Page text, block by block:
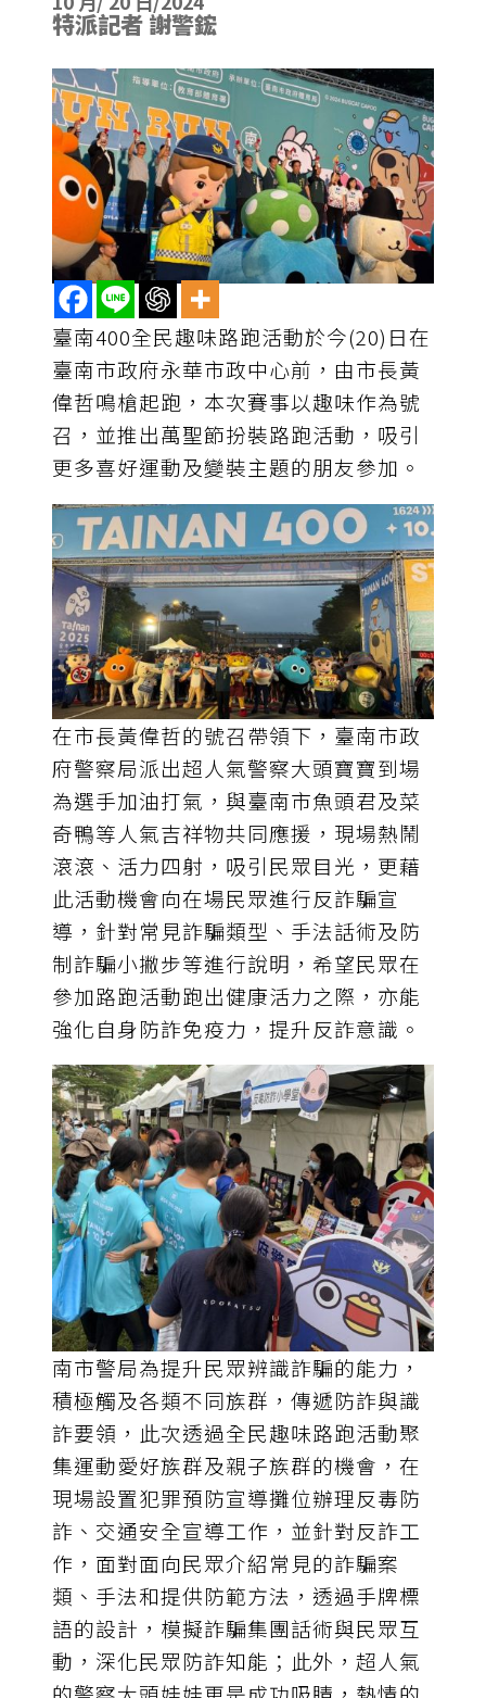
特派記者 謝警鋐
臺南400全民趣味路跑活動於今(20)日在
臺南市政府永華市政中心前，由市長黃
偉哲鳴槍起跑，本次賽事以趣味作為號
召，並推出萬聖節扮裝路跑活動，吸引
更多喜好運動及變裝主題的朋友參加。
在市長黃偉哲的號召帶領下，臺南市政
府警察局派出超人氣警察大頭寶寶到場
為選手加油打氣，與臺南市魚頭君及菜
奇鴨等人氣吉祥物共同應援，現場熱鬧
滾滾、活力四射，吸引民眾目光，更藉
此活動機會向在場民眾進行反詐騙宣
導，針對常見詐騙類型、手法話術及防
制詐騙小撇步等進行說明，希望民眾在
參加路跑活動跑出健康活力之際，亦能
強化自身防詐免疫力，提升反詐意識。
南市警局為提升民眾辨識詐騙的能力，
積極觸及各類不同族群，傳遞防詐與識
詐要領，此次透過全民趣味路跑活動聚
集運動愛好族群及親子族群的機會，在
現場設置犯罪預防宣導攤位辦理反毒防
詐、交通安全宣導工作，並針對反詐工
作，面對面向民眾介紹常見的詐騙案
類、手法和提供防範方法，透過手牌標
語的設計，模擬詐騙集團話術與民眾互
動，深化民眾防詐知能；此外，超人氣